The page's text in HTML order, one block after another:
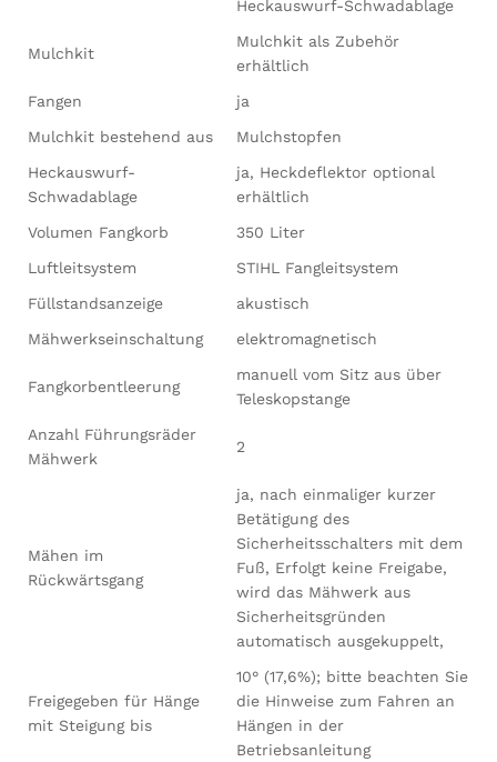
Heckauswurf-Schwadablage
Mulchkit
Mulchkit als Zubehör
erhältlich
Fangen
ja
Mulchkit bestehend aus
Mulchstopfen
Heckauswurf-
Schwadablage
ja, Heckdeflektor optional
erhältlich
Volumen Fangkorb
350 Liter
Luftleitsystem
STIHL Fangleitsystem
Füllstandsanzeige
akustisch
Mähwerkseinschaltung
elektromagnetisch
Fangkorbentleerung
manuell vom Sitz aus über
Teleskopstange
Anzahl Führungsräder
Mähwerk
2
Mähen im
Rückwärtsgang
ja, nach einmaliger kurzer
Betätigung des
Sicherheitsschalters mit dem
Fuß, Erfolgt keine Freigabe,
wird das Mähwerk aus
Sicherheitsgründen
automatisch ausgekuppelt,
Freigegeben für Hänge
mit Steigung bis
10° (17,6%); bitte beachten Sie
die Hinweise zum Fahren an
Hängen in der
Betriebsanleitung